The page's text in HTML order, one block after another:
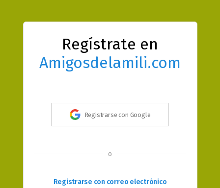
Regístrate en
Amigosdelamili.com
Registrarse con Google
o
Registrarse con correo electrónico